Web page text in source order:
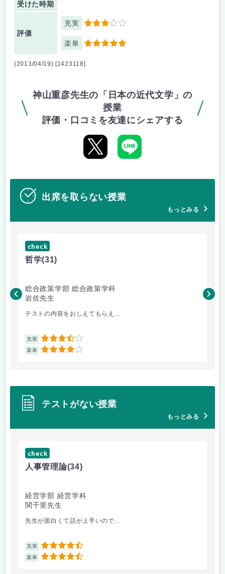
受けた時期
評価
充実 3
楽単 5
(2013/04/19) [1423118]
神山重彦先生の「日本の近代文学」の
授業
評価・口コミを友達にシェアする
出席を取らない授業
もっとみる
check
哲学(31)
総合政策学部 総合政策学科
岩佐先生
テストの内容をおしえてもらえ...
充実 3.5
楽単 4
長
テストがない授業
もっとみる
check
人事管理論(34)
経営学部 経営学科
関千里先生
先生が面白くて話が上手いので...
充実 4.5
楽単 4.5